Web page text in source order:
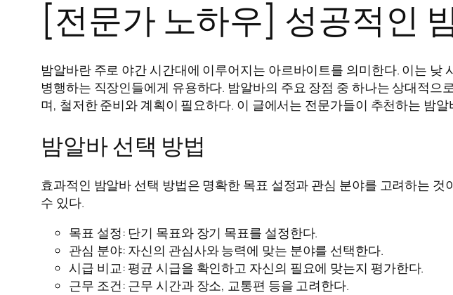
[전문가 노하우] 성공적인
밤알바란 주로 야간 시간대에 이루어지는 아르바이트를 의미한다. 이는
병행하는 직장인들에게 유용하다. 밤알바의 주요 장점 중 하나는 상대적
며, 철저한 준비와 계획이 필요하다. 이 글에서는 전문가들이 추천하는 밤
밤알바 선택 방법
효과적인 밤알바 선택 방법은 명확한 목표 설정과 관심 분야를 고려하는
수 있다.
목표 설정: 단기 목표와 장기 목표를 설정한다.
관심 분야: 자신의 관심사와 능력에 맞는 분야를 선택한다.
시급 비교: 평균 시급을 확인하고 자신의 필요에 맞는지 평가한다.
근무 조건: 근무 시간과 장소, 교통편 등을 고려한다.